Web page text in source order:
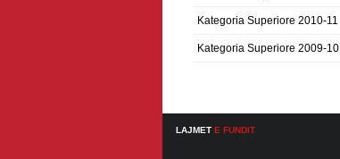
Kategoria Superiore 2010-11
Kategoria Superiore 2009-10
LAJMET E FUNDIT